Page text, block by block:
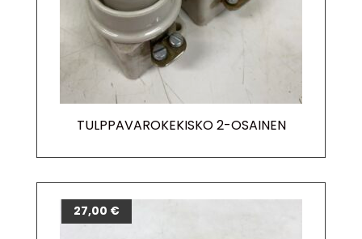
TULPPAVAROKEKISKO 2-OSAINEN
27,00 €